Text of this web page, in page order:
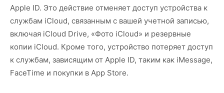
Apple ID. Это действие отменяет доступ устройства к
службам iCloud, связанным с вашей учетной записью,
включая iCloud Drive, «Фото iCloud» и резервные
копии iCloud. Кроме того, устройство потеряет доступ
к службам, зависящим от Apple ID, таким как iMessage,
FaceTime и покупки в App Store.